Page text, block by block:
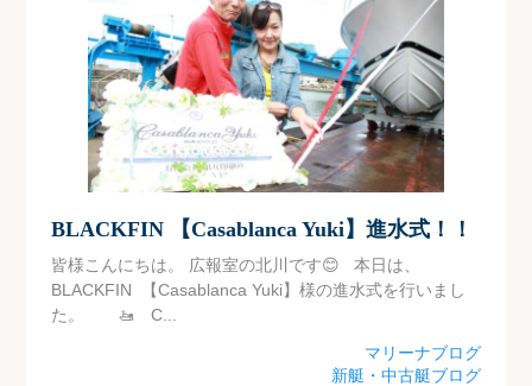
BLACKFIN 【Casablanca Yuki】進水式！！
皆様こんにちは。 広報室の北川です😊 本日は、
BLACKFIN 【Casablanca Yuki】様の進水式を行いまし
た。 🚤 C...
マリーナブログ
新艇・中古艇ブログ